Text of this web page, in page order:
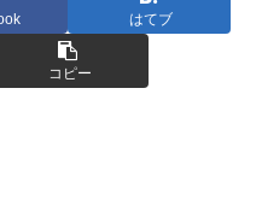
はてブ
コピー